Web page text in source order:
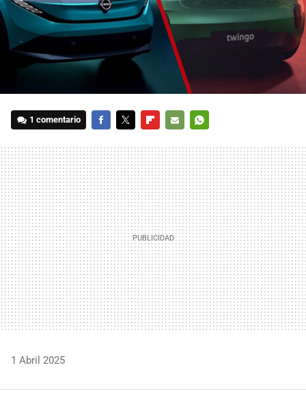
1 comentario
MAIL
1 Abril 2025